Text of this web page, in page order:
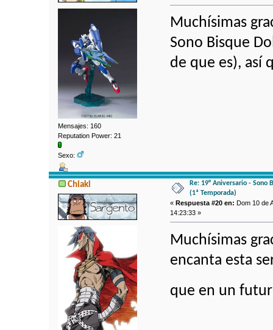
Mensajes: 160
Reputation Power: 21
Sexo:
Muchísimas
Sono Bisque
de que es), así
Chiaki
Re: 19° Aniversario - Sono
(1ª Temporada)
«Respuesta #20 en: Dom 10 de
14:23:33 »
Muchísimas
encanta esta
que en un